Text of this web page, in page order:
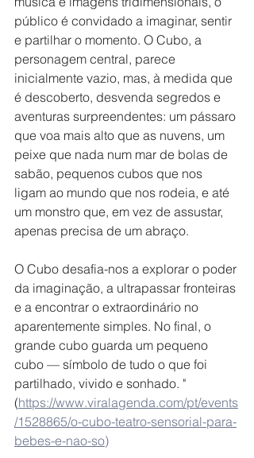
público é convidado a imaginar, sentir
e partilhar o momento. O Cubo, a
personagem central, parece
inicialmente vazio, mas, à medida que
é descoberto, desvenda segredos e
aventuras surpreendentes: um pássaro
que voa mais alto que as nuvens, um
peixe que nada num mar de bolas de
sabão, pequenos cubos que nos
ligam ao mundo que nos rodeia, e até
um monstro que, em vez de assustar,
apenas precisa de um abraço.
O Cubo desafia-nos a explorar o poder
da imaginação, a ultrapassar fronteiras
e a encontrar o extraordinário no
aparentemente simples. No final, o
grande cubo guarda um pequeno
cubo — símbolo de tudo o que foi
partilhado, vivido e sonhado. "
(https://www.viralagenda.com/pt/events
/1528865/o-cubo-teatro-sensorial-para-
bebes-e-nao-so)